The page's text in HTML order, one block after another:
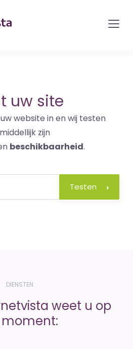
uw site
website in en wij testen
zijn
beschikbaarheid.
Testen
DIENSTEN
weet u op
moment: